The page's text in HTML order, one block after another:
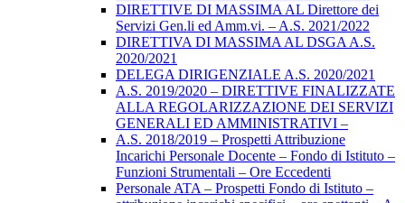
DIRETTIVE DI MASSIMA AL Direttore dei
Servizi Gen.li ed Amm.vi. – A.S. 2021/2022
DIRETTIVA DI MASSIMA AL DSGA A.S.
2020/2021
DELEGA DIRIGENZIALE A.S. 2020/2021
A.S. 2019/2020 – DIRETTIVE FINALIZZATE
ALLA REGOLARIZZAZIONE DEI SERVIZI
GENERALI ED AMMINISTRATIVI –
A.S. 2018/2019 – Prospetti Attribuzione
Incarichi Personale Docente – Fondo di Istituto –
Funzioni Strumentali – Ore Eccedenti
Personale ATA – Prospetti Fondo di Istituto –